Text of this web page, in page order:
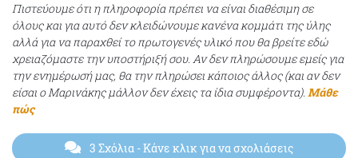
Πιστεύουμε ότι η πληροφορία πρέπει να είναι διαθέσιμη σε
όλους και για αυτό δεν κλειδώνουμε κανένα κομμάτι της ύλης
αλλά για να παραχθεί το πρωτογενές υλικό που θα βρείτε εδώ
χρειαζόμαστε την υποστήριξή σου. Αν δεν πληρώσουμε εμείς για
την ενημέρωσή μας, θα την πληρώσει κάποιος άλλος (και αν δεν
είσαι ο Μαρινάκης μάλλον δεν έχεις τα ίδια συμφέροντα). Μάθε
πώς
3 Σχόλια - Κάνε κλικ για να σχολιάσεις